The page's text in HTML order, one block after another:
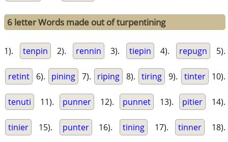
6 letter Words made out of turpentining
1). tenpin 2). rennin 3). tiepin 4). repugn 5).
retint 6). pining 7). riping 8). tiring 9). tinter 10).
tenuti 11). punner 12). punnet 13). pitier 14).
tinier 15). punter 16). tining 17). tinner 18).